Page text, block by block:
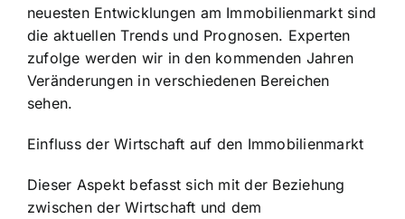
neuesten Entwicklungen am Immobilienmarkt sind
die aktuellen Trends und Prognosen. Experten
zufolge werden wir in den kommenden Jahren
Veränderungen in verschiedenen Bereichen
sehen.
Einfluss der Wirtschaft auf den Immobilienmarkt
Dieser Aspekt befasst sich mit der Beziehung
zwischen der Wirtschaft und dem